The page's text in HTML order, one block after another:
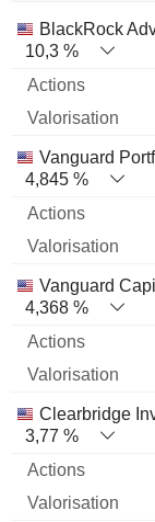
Nom Actions %
BlackRock
10,3 %
Vanguard
4,845 %
Vanguard
4,368 %
Clearbridge
3,77 %